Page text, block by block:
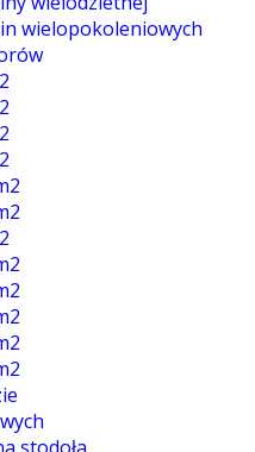
wielopokoleniowych